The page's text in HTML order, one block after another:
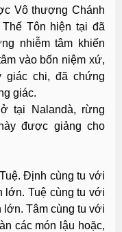
Vô thượng Chánh
Tôn hiện tại đã
nhiễm tâm khiến
vào bốn niệm xứ,
giác chi, đã chứng
giác.
tại Nalandà, rừng
được giảng cho
Ðịnh cùng tu với
Tuệ cùng tu với
Tâm cùng tu với
các món lậu hoặc,